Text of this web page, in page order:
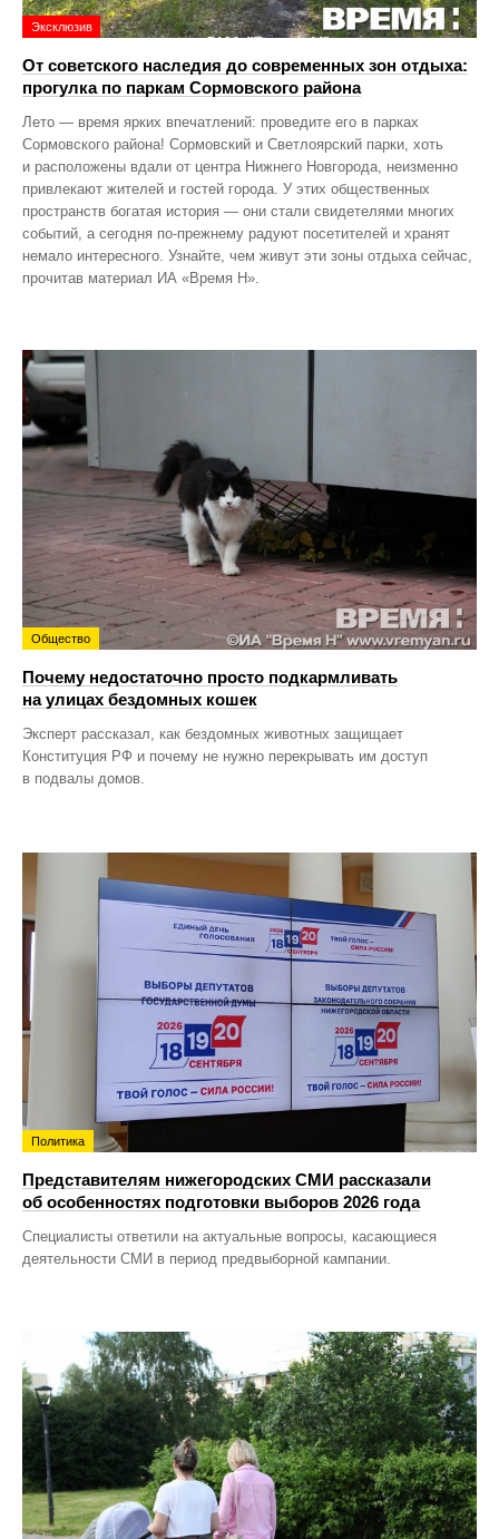
Эксклюзив
От советского наследия до современных зон отдыха:
прогулка по паркам Сормовского района
Лето — время ярких впечатлений: проведите его в парках
Сормовского района! Сормовский и Светлоярский парки, хоть
и расположены вдали от центра Нижнего Новгорода, неизменно
привлекают жителей и гостей города. У этих общественных
пространств богатая история — они стали свидетелями многих
событий, а сегодня по‑прежнему радуют посетителей и хранят
немало интересного. Узнайте, чем живут эти зоны отдыха сейчас,
прочитав материал ИА «Время Н».
Общество
Почему недостаточно просто подкармливать
на улицах бездомных кошек
Эксперт рассказал, как бездомных животных защищает
Конституция РФ и почему не нужно перекрывать им доступ
в подвалы домов.
Политика
Представителям нижегородских СМИ рассказали
об особенностях подготовки выборов 2026 года
Специалисты ответили на актуальные вопросы, касающиеся
деятельности СМИ в период предвыборной кампании.